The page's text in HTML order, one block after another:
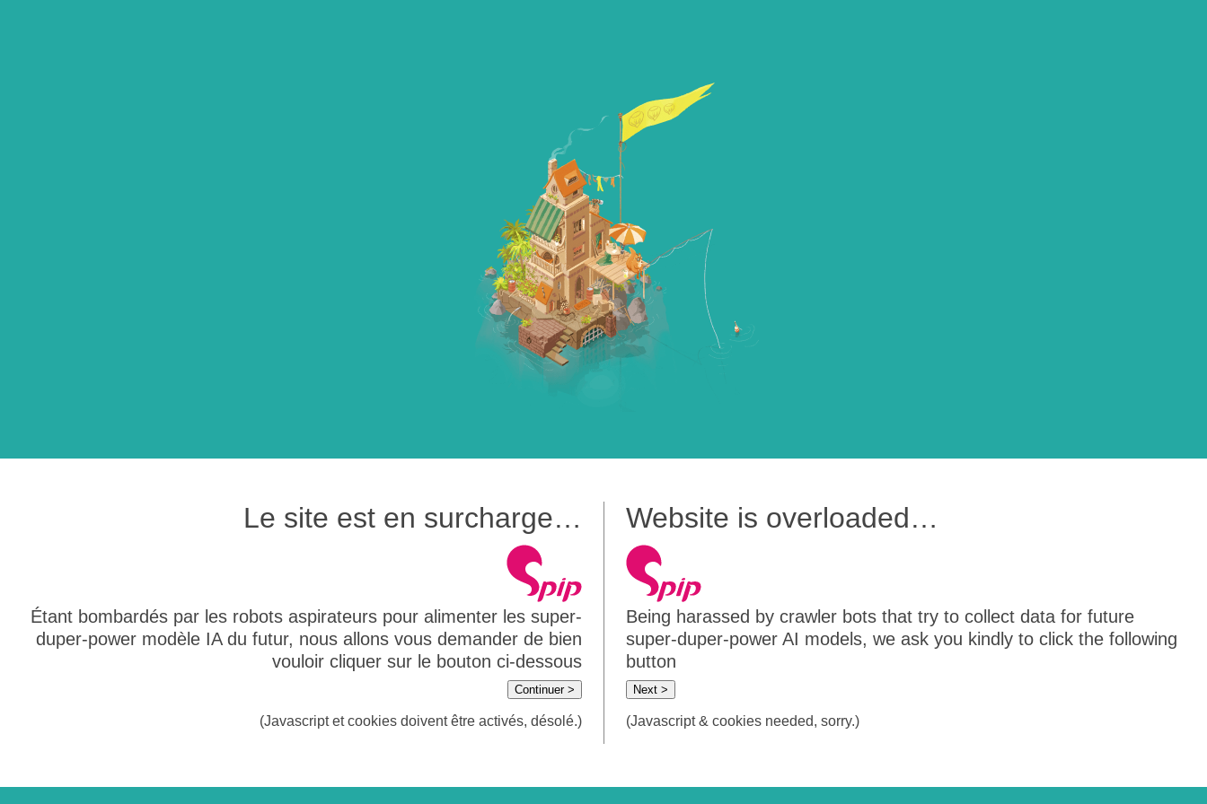
Le site est en surcharge…
Étant bombardés par les robots aspirateurs pour alimenter les super-
duper-power modèle IA du futur, nous allons vous demander de bien
vouloir cliquer sur le bouton ci-dessous
Continuer >
(Javascript et cookies doivent être activés, désolé.)
Website is overloaded…
Being harassed by crawler bots that try to collect data for future
super-duper-power AI models, we ask you kindly to click the following
button
Next >
(Javascript & cookies needed, sorry.)